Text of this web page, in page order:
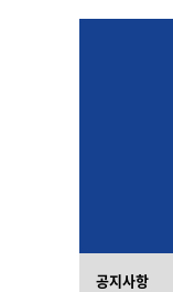
공지사항